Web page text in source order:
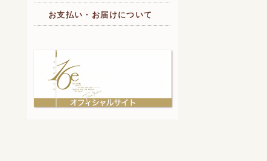
お支払い・お届けについて